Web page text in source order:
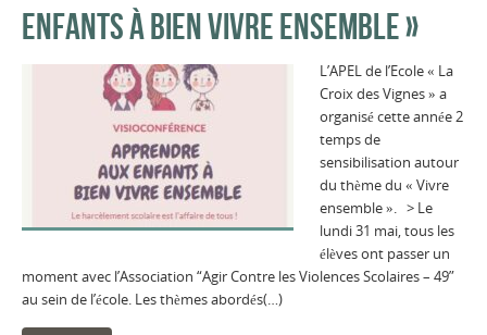
ENFANTS À BIEN VIVRE ENSEMBLE »
L’APEL de l’Ecole « La
Croix des Vignes » a
organisé cette année 2
temps de
sensibilisation autour
du thème du « Vivre
ensemble ». > Le
lundi 31 mai, tous les
élèves ont passer un
moment avec l’Association “Agir Contre les Violences Scolaires – 49”
au sein de l’école. Les thèmes abordés(…)